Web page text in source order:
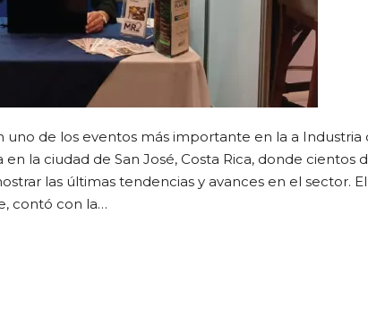
de los eventos más importante en la a Industria
la ciudad de San José, Costa Rica, donde cientos
las últimas tendencias y avances en el sector.
contó con la…